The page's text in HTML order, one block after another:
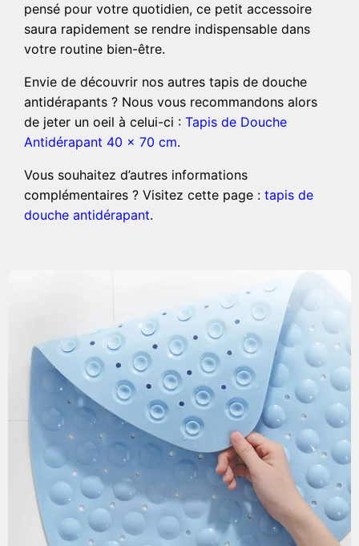
pensé pour votre quotidien, ce petit accessoire
saura rapidement se rendre indispensable dans
votre routine bien-être.
Envie de découvrir nos autres tapis de douche
antidérapants ? Nous vous recommandons alors
de jeter un oeil à celui-ci : Tapis de Douche
Antidérapant 40 x 70 cm.
Vous souhaitez d’autres informations
complémentaires ? Visitez cette page : tapis de
douche antidérapant.